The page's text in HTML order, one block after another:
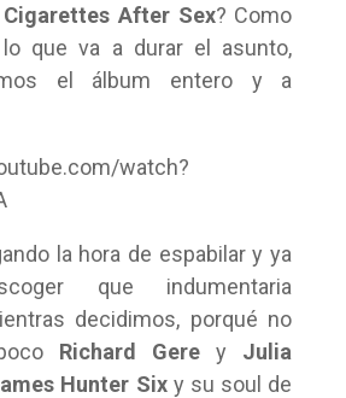
Cigarettes After Sex? Como
que va a durar el asunto,
el álbum entero y a
watch?
la hora de espabilar y ya
que indumentaria
decidimos, porqué no
Richard Gere y Julia
Hunter Sixy su soul de